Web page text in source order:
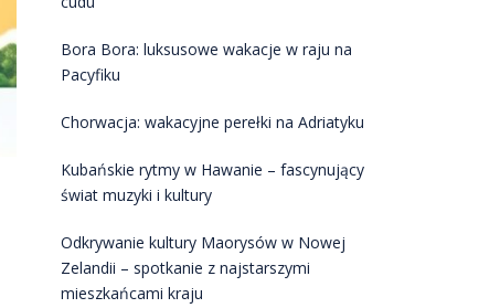
Bora Bora: luksusowe wakacje w raju na
Pacyfiku
Chorwacja: wakacyjne perełki na Adriatyku
Kubańskie rytmy w Hawanie – fascynujący
świat muzyki i kultury
Odkrywanie kultury Maorysów w Nowej
Zelandii – spotkanie z najstarszymi
mieszkańcami kraju